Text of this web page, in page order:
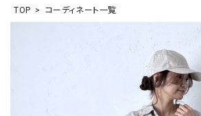
TOP コーディネート一覧